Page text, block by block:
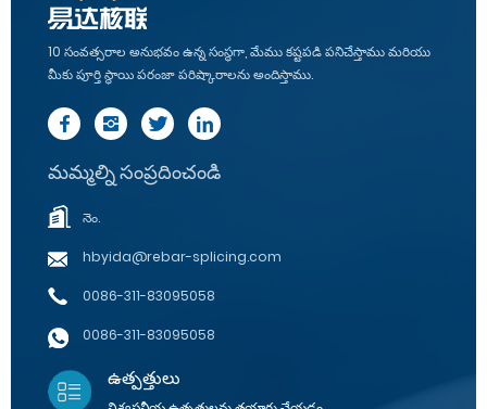
10 సంవత్సరాల అనుభవం ఉన్న సంస్థగా, మేము కష్టపడి పనిచేస్తాము మరియు
మీకు పూర్తి స్థాయి పరంజా పరిష్కారాలను అందిస్తాము.
మమ్మల్ని సంప్రదించండి
నెం.
hbyida@rebar-splicing.com
0086-311-83095058
0086-311-83095058
ఉత్పత్తులు